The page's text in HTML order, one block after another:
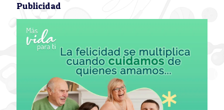
Publicidad